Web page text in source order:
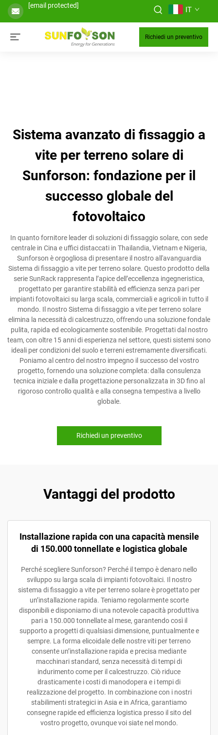
[email protected] IT
Richiedi un preventivo
Sistema avanzato di fissaggio a
vite per terreno solare di
Sunforson: fondazione per il
successo globale del
fotovoltaico
In quanto fornitore leader di soluzioni di fissaggio solare, con sede
centrale in Cina e uffici distaccati in Thailandia, Vietnam e Nigeria,
Sunforson è orgogliosa di presentare il nostro all'avanguardia
Sistema di fissaggio a vite per terreno solare. Questo prodotto della
serie SunRack rappresenta l’apice dell’eccellenza ingegneristica,
progettato per garantire stabilità ed efficienza senza pari per
impianti fotovoltaici su larga scala, commerciali e agricoli in tutto il
mondo. Il nostro Sistema di fissaggio a vite per terreno solare
elimina la necessità di calcestruzzo, offrendo una soluzione fondale
pulita, rapida ed ecologicamente sostenibile. Progettati dal nostro
team, con oltre 15 anni di esperienza nel settore, questi sistemi sono
ideali per condizioni del suolo e terreni estremamente diversificati.
Poniamo al centro del nostro impegno il successo del vostro
progetto, fornendo una soluzione completa: dalla consulenza
tecnica iniziale e dalla progettazione personalizzata in 3D fino al
rigoroso controllo qualità e alla consegna tempestiva a livello
globale.
Richiedi un preventivo
Vantaggi del prodotto
Installazione rapida con una capacità mensile
di 150.000 tonnellate e logistica globale
Perché scegliere Sunforson? Perché il tempo è denaro nello
sviluppo su larga scala di impianti fotovoltaici. Il nostro
sistema di fissaggio a vite per terreno solare è progettato per
un’installazione rapida. Teniamo regolarmente scorte
disponibili e disponiamo di una notevole capacità produttiva
pari a 150.000 tonnellate al mese, garantendo così il
supporto a progetti di qualsiasi dimensione, puntualmente e
sempre. La forma elicoidale delle nostre viti per terreno
consente un’installazione rapida e precisa mediante
macchinari standard, senza necessità di tempi di
indurimento come per il calcestruzzo. Ciò riduce
drasticamente i costi di manodopera e i tempi di
realizzazione del progetto. In combinazione con i nostri
stabilimenti strategici in Asia e in Africa, garantiamo
consegne rapide ed efficienza logistica presso il sito del
vostro progetto, ovunque voi siate nel mondo.